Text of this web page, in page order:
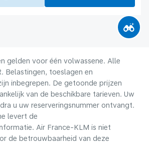
gelden voor één volwassene. Alle
Belastingen, toeslagen en
inbegrepen. De getoonde prijzen
van de beschikbare tarieven. Uw
u uw reserveringsnummer ontvangt.
levert de
Air France-KLM is niet
de betrouwbaarheid van deze